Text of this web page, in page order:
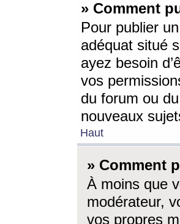
» Comment
Pour publier
adéquat situé
ayez besoin
vos
du forum ou
nouveaux
Haut
» Comment
À moins que
modérateur,
vos propres